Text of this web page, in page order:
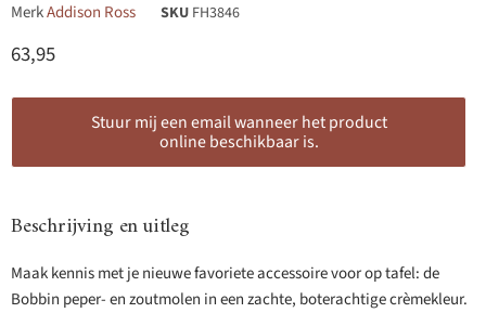
MerkAddison Ross SKU FH3846
Huidige prijs
63,95
Stuur mij een email wanneer het product
online beschikbaar is.
Beschrijving en uitleg
Maak kennis met je nieuwe favoriete accessoire voor op tafel: de
Bobbin peper- en zoutmolen in een zachte, boterachtige crèmekleur.